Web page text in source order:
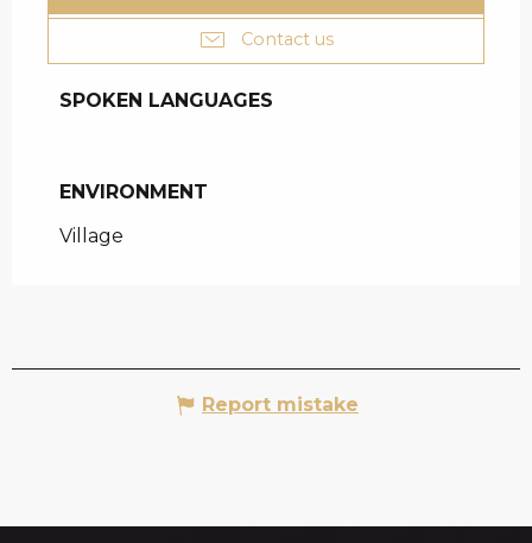
Contact us
SPOKEN LANGUAGES
SPOKEN LANGUAGES
ENVIRONMENT
ENVIRONMENT
Village
Report mistake